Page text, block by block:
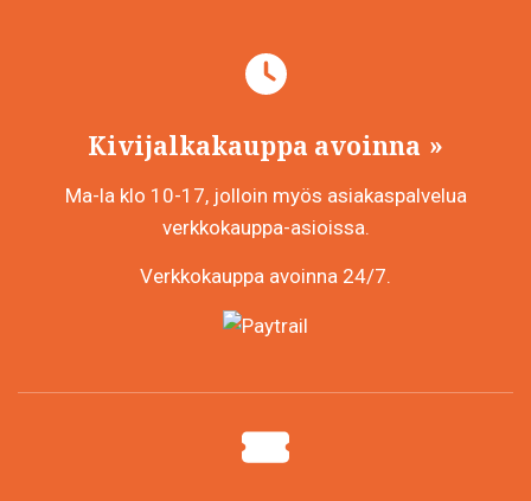
Kivijalkakauppa avoinna
Ma-la klo 10-17, jolloin myös asiakaspalvelua
verkkokauppa-asioissa.
Verkkokauppa avoinna 24/7.